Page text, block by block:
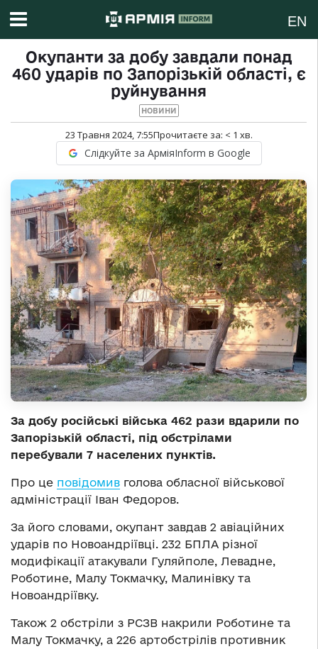
EN
Окупанти за добу завдали понад
460 ударів по Запорізькій області, є
руйнування
НОВИНИ
23 Травня 2024, 7:55Прочитаєте за: < 1 хв.
Слідкуйте за АрміяInform в Google
За добу російські війська 462 рази вдарили по
Запорізькій області, під обстрілами
перебували 7 населених пунктів.
Про це повідомив голова обласної військової
адміністрації Іван Федоров.
За його словами, окупант завдав 2 авіаційних
ударів по Новоандріївці. 232 БПЛА різної
модифікації атакували Гуляйполе, Левадне,
Роботине, Малу Токмачку, Малинівку та
Новоандріївку.
Також 2 обстріли з РСЗВ накрили Роботине та
Малу Токмачку, а 226 артобстрілів противник